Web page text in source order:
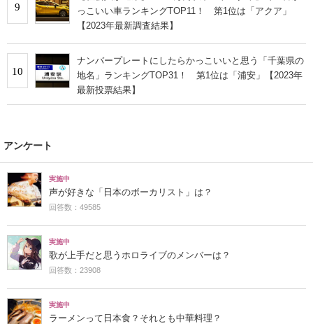
9
っこいい車ランキングTOP11！ 第1位は「アクア」
【2023年最新調査結果】
10
ナンバープレートにしたらかっこいいと思う「千葉県の
地名」ランキングTOP31！ 第1位は「浦安」【2023年
最新投票結果】
アンケート
実施中
声が好きな「日本のボーカリスト」は？
回答数：49585
実施中
歌が上手だと思うホロライブのメンバーは？
回答数：23908
実施中
ラーメンって日本食？それとも中華料理？